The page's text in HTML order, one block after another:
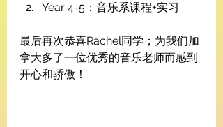
Year 4-5：音乐系课程+实习
最后再次恭喜Rachel同学；为我们加
拿大多了一位优秀的音乐老师而感到
开心和骄傲！